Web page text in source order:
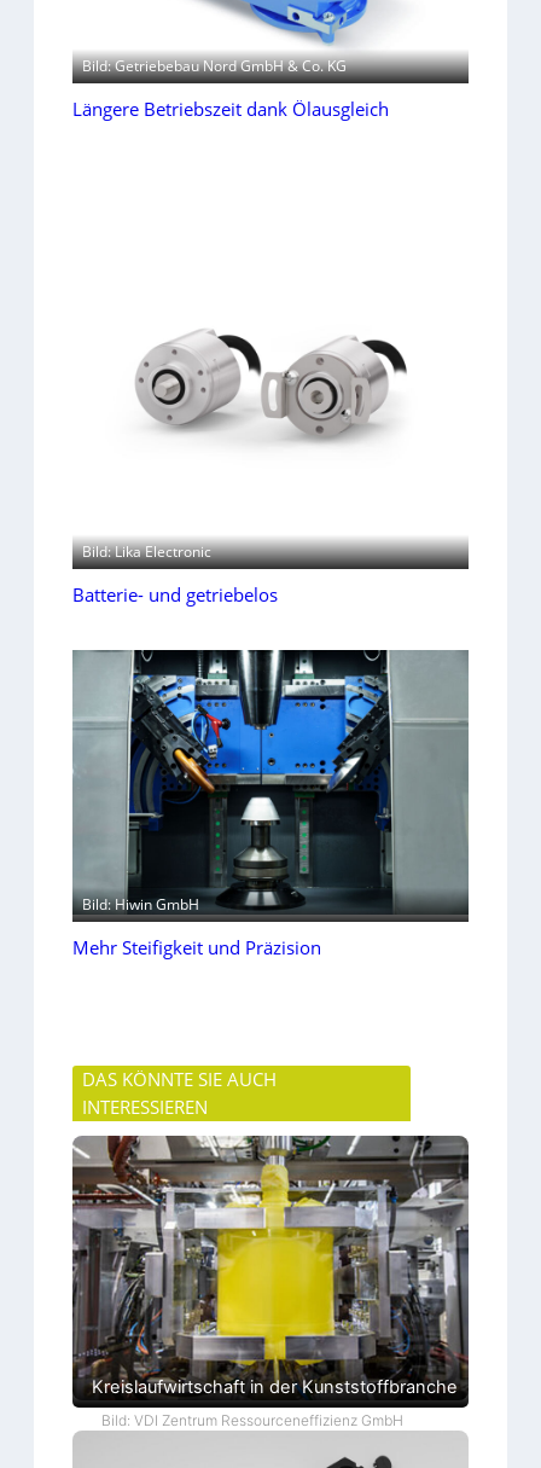
Bild: Getriebebau Nord GmbH & Co. KG
Längere Betriebszeit dank Ölausgleich
Bild: Lika Electronic
Batterie- und getriebelos
Bild: Hiwin GmbH
Mehr Steifigkeit und Präzision
DAS KÖNNTE SIE AUCH
INTERESSIEREN
Kreislaufwirtschaft in der Kunststoffbranche
Bild: VDI Zentrum Ressourceneffizienz GmbH